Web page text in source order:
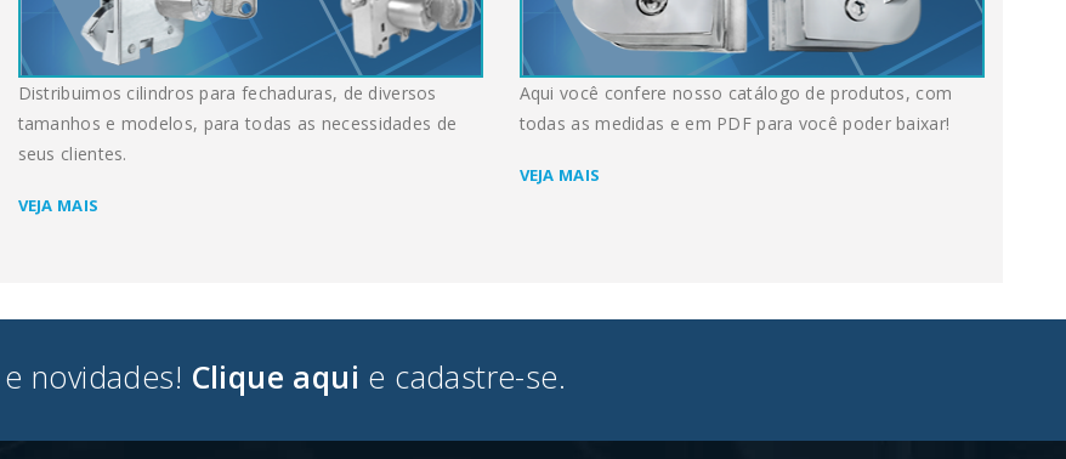
Distribuimos cilindros para fechaduras, de diversos
tamanhos e modelos, para todas as necessidades de
seus clientes.
VEJA MAIS
Aqui você confere nosso catálogo de produtos, com
todas as medidas e em PDF para você poder baixar!
VEJA MAIS
novidades! Clique aqui e cadastre-se.